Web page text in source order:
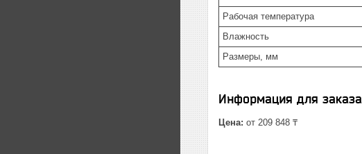
Рабочая температура
Влажность
Размеры, мм
Информация для заказа
Цена: от 209 848 ₸